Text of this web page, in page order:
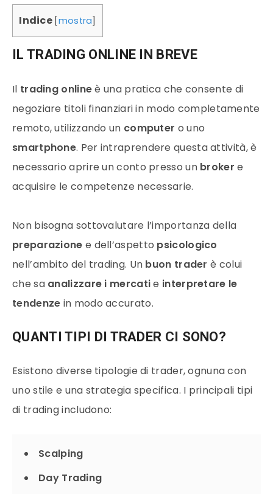
Indice [mostra
IL TRADING ONLINE IN BREVE
Il trading onlineè una pratica che consente di
negoziare titoli finanziari in modo completamente
remoto, utilizzando un computer o uno
smartphone. Per intraprendere questa attività, è
necessario aprire un conto presso un broker e
acquisire le competenze necessarie.
Non bisogna sottovalutare l’importanza della
preparazione e dell’aspetto psicologico
nell’ambito del trading. Un buon trader è colui
che sa analizzare i mercatie interpretare le
tendenze in modo accurato.
QUANTI TIPI DI TRADER CI SONO?
Esistono diverse tipologie di trader, ognuna con
uno stile e una strategia specifica. I principali tipi
di trading includono:
Scalping
Day Trading